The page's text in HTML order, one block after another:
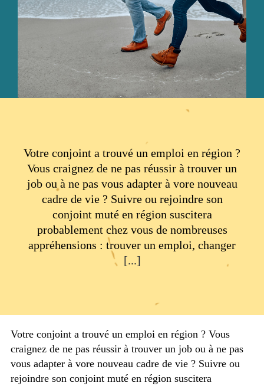
Votre conjoint a trouvé un emploi en région ?
Vous craignez de ne pas réussir à trouver un
job ou à ne pas vous adapter à vore nouveau
cadre de vie ? Suivre ou rejoindre son
conjoint muté en région suscitera
probablement chez vous de nombreuses
appréhensions : trouver un emploi, changer
[...]
Votre conjoint a trouvé un emploi en région ? Vous
craignez de ne pas réussir à trouver un job ou à ne pas
vous adapter à vore nouveau cadre de vie ? Suivre ou
rejoindre son conjoint muté en région suscitera